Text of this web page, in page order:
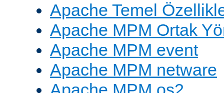
Apache Temel
Apache MPM Ortak
Apache MPM event
Apache MPM netware